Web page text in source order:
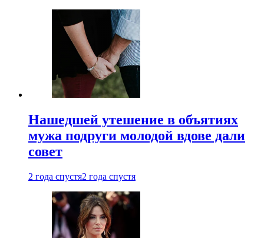
Нашедшей утешение в объятиях
мужа подруги молодой вдове дали
совет
2 года спустя2 года спустя